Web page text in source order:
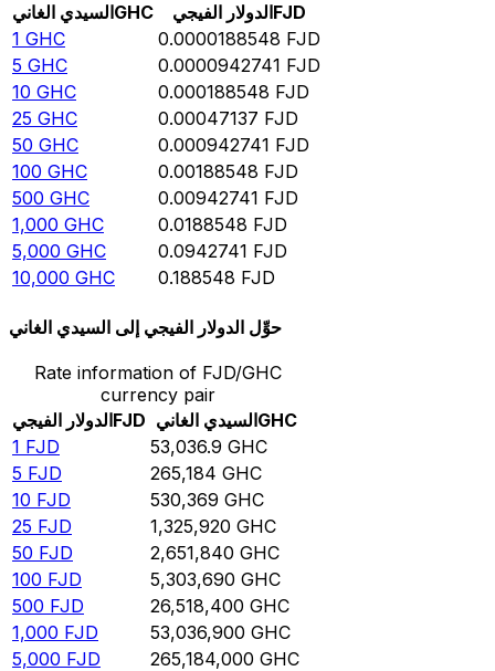
السيدي الغانيGHC الدولار الفيجيFJD
1 GHC 0.0000188548 FJD
5 GHC 0.0000942741 FJD
10 GHC 0.000188548 FJD
25 GHC 0.00047137 FJD
50 GHC 0.000942741 FJD
100 GHC 0.00188548 FJD
500 GHC 0.00942741 FJD
1,000 GHC 0.0188548 FJD
5,000 GHC 0.0942741 FJD
10,000 GHC 0.188548 FJD
حوِّل الدولار الفيجي إلى السيدي الغاني
Rate information of FJD/GHC
currency pair
الدولار الفيجيFJD السيدي الغانيGHC
1 FJD 53,036.9 GHC
5 FJD 265,184 GHC
10 FJD 530,369 GHC
25 FJD 1,325,920 GHC
50 FJD 2,651,840 GHC
100 FJD 5,303,690 GHC
500 FJD 26,518,400 GHC
1,000 FJD 53,036,900 GHC
5,000 FJD 265,184,000 GHC